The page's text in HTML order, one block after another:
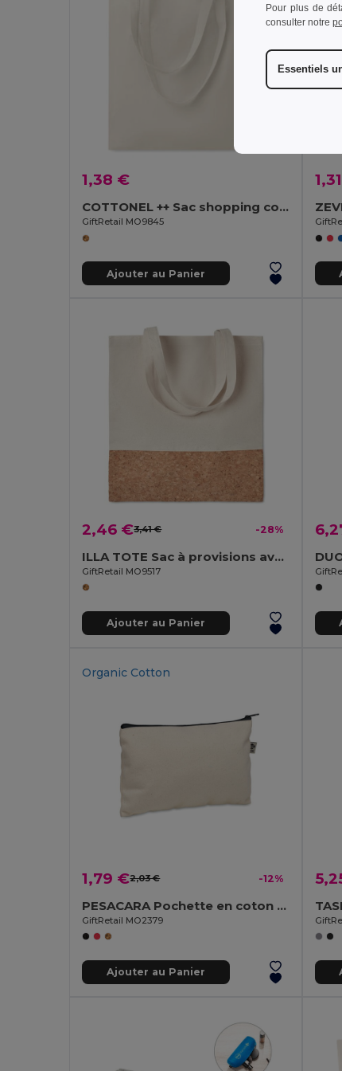
1,38 €
COTTONEL ++ Sac shopping coton 180gr/m²
GiftRetail MO9845
Ajouter au Panier
2,46 €3,41 € -28%
ILLA TOTE Sac à provisions avec liège
GiftRetail MO9517
Ajouter au Panier
Organic Cotton
1,79 €2,03 € -12%
PESACARA Pochette en coton 340 gr/m²
GiftRetail MO2379
Ajouter au Panier
Pour plus de
consulter notre
Essentiels